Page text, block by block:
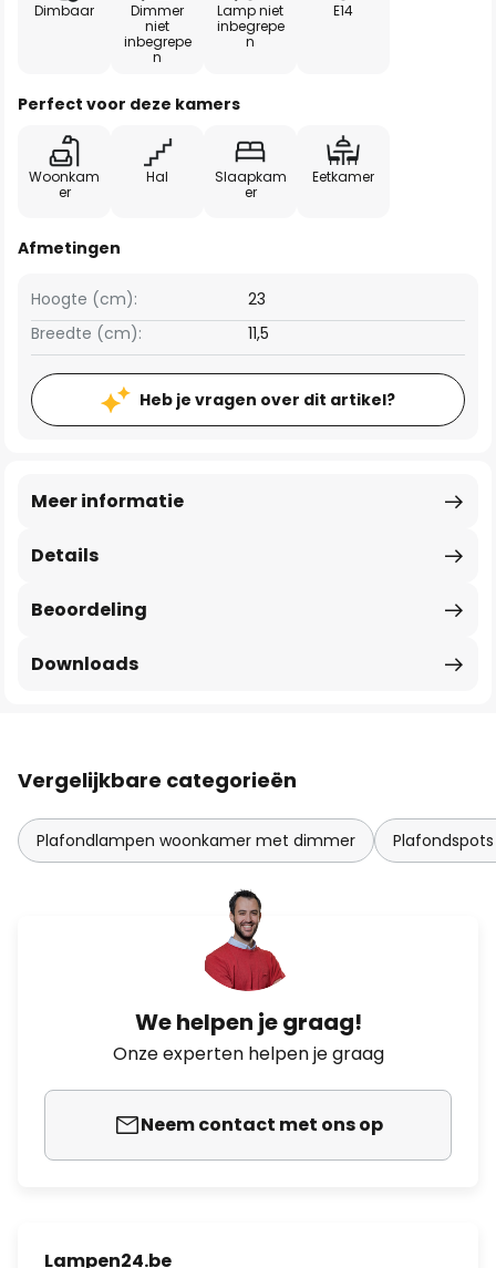
Dimbaar
Dimmer
niet
inbegrepe
n
Lamp niet
inbegrepe
n
E14
Perfect voor deze kamers
Woonkam
er
Hal
Slaapkam
er
Eetkamer
Afmetingen
Breedte (cm): 11,5
Hoogte (cm): 23
Heb je vragen over dit artikel?
Details
Meer informatie
Beoordeling
Downloads
Vergelijkbare categorieën
Plafondlampen woonkamer met dimmer
We helpen je graag!
Onze experten helpen je graag
Neem contact met ons op
Lampen24.be